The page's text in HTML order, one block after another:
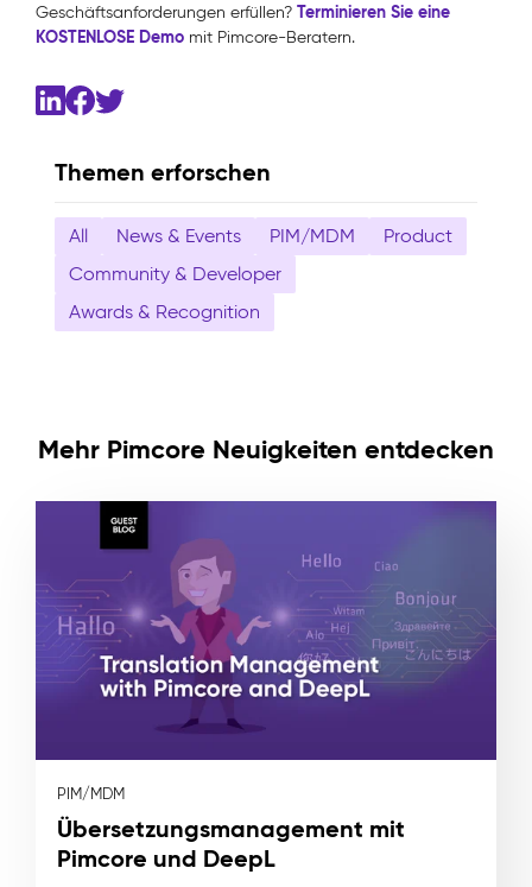
Themen erforschen
All News & Events PIM/MDM
Product
Community & Developer
Awards & Recognition
Geschäftsanforderungen erfüllen? Terminieren Sie eine
KOSTENLOSE Demo mit Pimcore-Beratern.
Mehr Pimcore Neuigkeiten entdecken
PIM/MDM
Übersetzungsmanagement mit
Pimcore und DeepL